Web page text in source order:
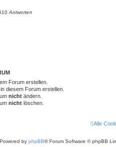
10 Antworten
Forum erstellen.
diesem Forum erstellen.
nicht ändern.
nicht löschen.
Alle
Powered by phpBB® Forum Software © phpBB